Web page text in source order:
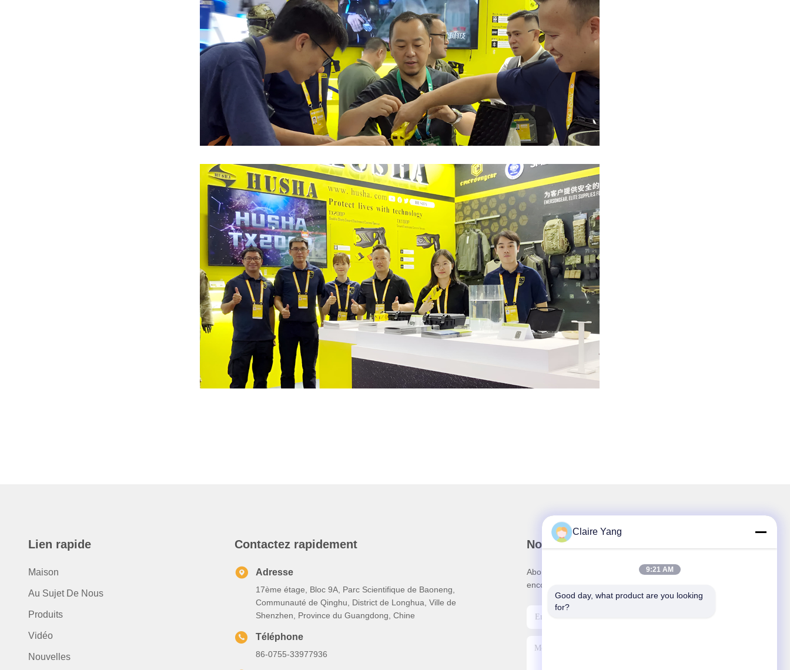
Lien rapide
Maison
Au Sujet De Nous
Produits
Vidéo
Nouvelles
Contactez rapidement
Adresse
17ème étage, Bloc 9A, Parc Scientifique de Baoneng,
Communauté de Qinghu, District de Longhua, Ville de
Shenzhen, Province du Guangdong, Chine
Téléphone
86-0755-33977936
Notre newsletter
Abonnez-vous à notre newsletter pour des réductions et plus
encore.
Claire Yang
9:21 AM
Good day, what product are you looking
for?